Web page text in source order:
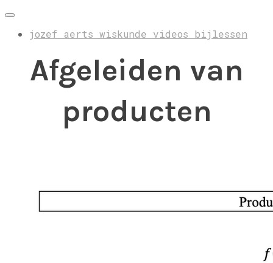
jozef aerts wiskunde videos bijlessen
Afgeleiden van
producten